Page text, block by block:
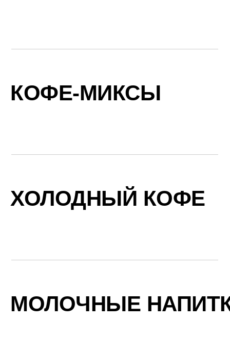
КОФЕ-МИКСЫ
ХОЛОДНЫЙ КОФЕ
МОЛОЧНЫЕ